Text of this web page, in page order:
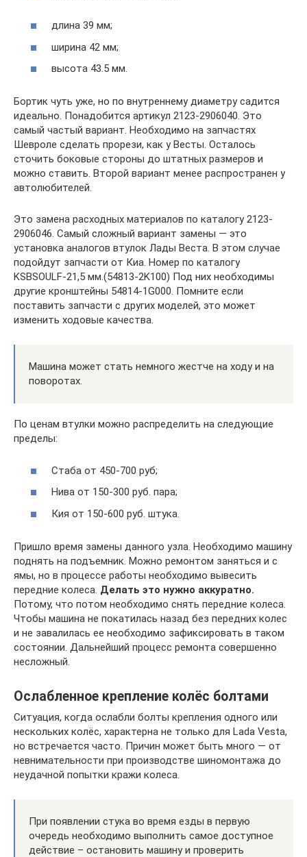
длина 39 мм;
ширина 42 мм;
высота 43.5 мм.
Бортик чуть уже, но по внутреннему диаметру садится
идеально. Понадобится артикул 2123-2906040. Это
самый частый вариант. Необходимо на запчастях
Шевроле сделать прорези, как у Весты. Осталось
сточить боковые стороны до штатных размеров и
можно ставить. Второй вариант менее распространен у
автолюбителей.
Это замена расходных материалов по каталогу 2123-
2906046. Самый сложный вариант замены — это
установка аналогов втулок Лады Веста. В этом случае
подойдут запчасти от Киа. Номер по каталогу
KSBSOULF-21,5 мм.(54813-2K100) Под них необходимы
другие кронштейны 54814-1G000. Помните если
поставить запчасти с других моделей, это может
изменить ходовые качества.
Машина может стать немного жестче на ходу и на
поворотах.
По ценам втулки можно распределить на следующие
пределы:
Стаба от 450-700 руб;
Нива от 150-300 руб. пара;
Кия от 150-600 руб. штука.
Пришло время замены данного узла. Необходимо машину
поднять на подъемник. Можно ремонтом заняться и с
ямы, но в процессе работы необходимо вывесить
передние колеса. Делать это нужно аккуратно.
Потому, что потом необходимо снять передние колеса.
Чтобы машина не покатилась назад без передних колес
и не завалилась ее необходимо зафиксировать в таком
состоянии. Дальнейший процесс ремонта совершенно
несложный.
Ослабленное крепление колёс болтами
Ситуация, когда ослабли болты крепления одного или
нескольких колёс, характерна не только для Lada Vesta,
но встречается часто. Причин может быть много — от
невнимательности при производстве шиномонтажа до
неудачной попытки кражи колеса.
При появлении стука во время езды в первую
очередь необходимо выполнить самое доступное
действие – остановить машину и проверить